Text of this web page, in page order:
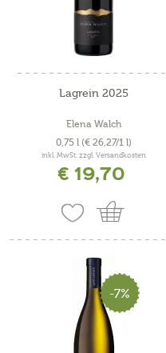
Lagrein 2025
Elena Walch
0,75 l (€ 26,27/1 l)
inkl. MwSt. zzgl. Versandkosten
€ 19,70
-7%